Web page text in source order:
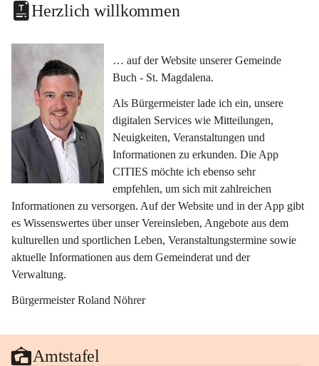
Herzlich willkommen
… auf der Website unserer Gemeinde
Buch - St. Magdalena.
Als Bürgermeister lade ich ein, unsere
digitalen Services wie Mitteilungen,
Neuigkeiten, Veranstaltungen und
Informationen zu erkunden. Die App
CITIES möchte ich ebenso sehr
empfehlen, um sich mit zahlreichen
Informationen zu versorgen. Auf der Website und in der App gibt
es Wissenswertes über unser Vereinsleben, Angebote aus dem
kulturellen und sportlichen Leben, Veranstaltungstermine sowie
aktuelle Informationen aus dem Gemeinderat und der
Verwaltung.
Bürgermeister Roland Nöhrer
Amtstafel